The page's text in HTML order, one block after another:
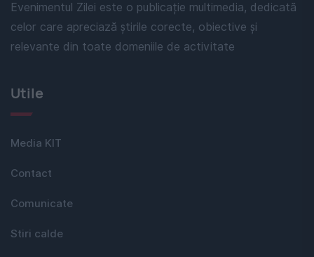
Evenimentul Zilei este o publicație multimedia, dedicată
celor care apreciază știrile corecte, obiective și
relevante din toate domeniile de activitate
Utile
Media KIT
Contact
Comunicate
Stiri calde